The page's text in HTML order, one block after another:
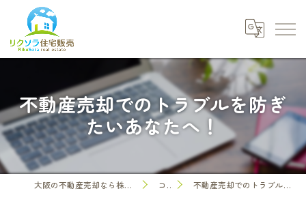
不動産売却でのトラブルを防ぎ
たいあなたへ！
大阪の不動産売却なら株式会社リクソラ住宅販売 コラム 不動産売却でのトラブルを防ぎたいあなたへ！